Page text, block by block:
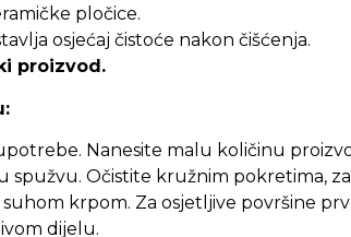
pločice.
osjećaj čistoće nakon čišćenja.
proizvod.
Nanesite malu količinu
spužvu. Očistite kružnim pokretima,
krpom. Za osjetljive površine
dijelu.